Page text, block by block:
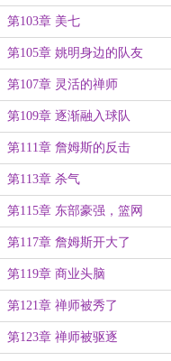
第103章 美七
第105章 姚明身边的队友
第107章 灵活的禅师
第109章 逐渐融入球队
第111章 詹姆斯的反击
第113章 杀气
第115章 东部豪强，篮网
第117章 詹姆斯开大了
第119章 商业头脑
第121章 禅师被秀了
第123章 禅师被驱逐